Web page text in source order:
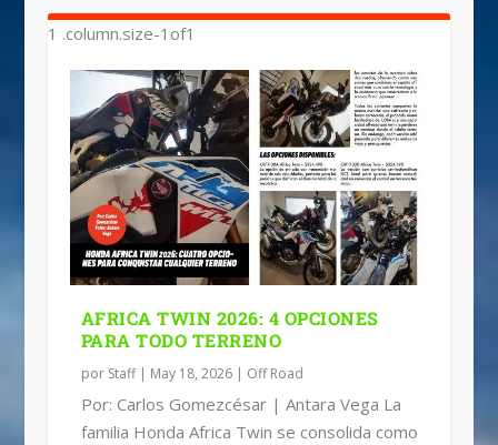
AFRICA TWIN 2026: 4 OPCIONES
PARA TODO TERRENO
por Staff| May 18, 2026| Off Road
Por: Carlos Gomezcésar | Antara Vega La
familia Honda Africa Twin se consolida como